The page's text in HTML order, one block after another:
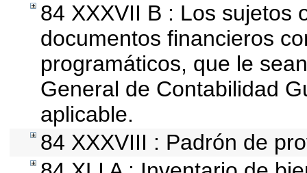
84 XXXVII B : Los sujetos
documentos financieros
programáticos, que le
General de Contabilidad
aplicable.
84 XXXVIII : Padrón de